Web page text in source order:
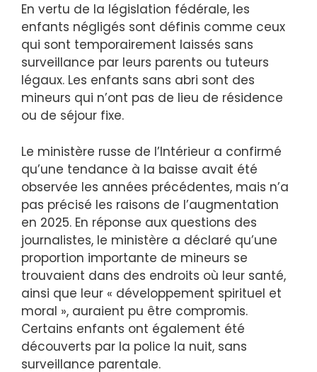
En vertu de la législation fédérale, les
enfants négligés sont définis comme ceux
qui sont temporairement laissés sans
surveillance par leurs parents ou tuteurs
légaux. Les enfants sans abri sont des
mineurs qui n’ont pas de lieu de résidence
ou de séjour fixe.
Le ministère russe de l’Intérieur a confirmé
qu’une tendance à la baisse avait été
observée les années précédentes, mais n’a
pas précisé les raisons de l’augmentation
en 2025. En réponse aux questions des
journalistes, le ministère a déclaré qu’une
proportion importante de mineurs se
trouvaient dans des endroits où leur santé,
ainsi que leur « développement spirituel et
moral », auraient pu être compromis.
Certains enfants ont également été
découverts par la police la nuit, sans
surveillance parentale.